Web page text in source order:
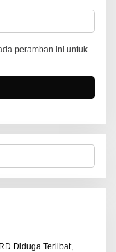
peramban ini untuk
Diduga Terlibat,